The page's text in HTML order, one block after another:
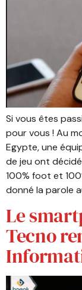
Si vous êtes
pour vous ! Au
Egypte, une
de jeu ont
100% foot et
donné la parole
Le
Tecno